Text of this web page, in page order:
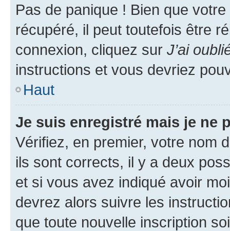
Pas de panique ! Bien que
récupéré, il peut toutefois être
connexion, cliquez sur J’ai
instructions et vous devriez
Haut
Je suis enregistré mais je ne
Vérifiez, en premier, votre nom
ils sont corrects, il y a deux
et si vous avez indiqué avoir
devrez alors suivre les
que toute nouvelle inscription